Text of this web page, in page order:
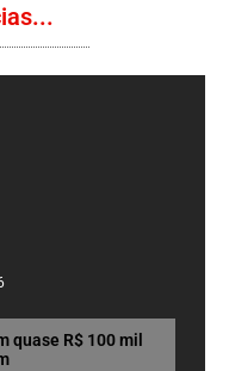
quase R$ 100 mil